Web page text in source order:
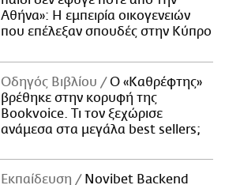
Αθήνα»: Η εμπειρία οικογενειών
που επέλεξαν σπουδές στην Κύπρο
Οδηγός Βιβλίου
Ο «Καθρέφτης»
βρέθηκε στην κορυφή της
Bookvoice. Τι τον ξεχώρισε
ανάμεσα στα μεγάλα best sellers;
Εκπαίδευση
Novibet Backend